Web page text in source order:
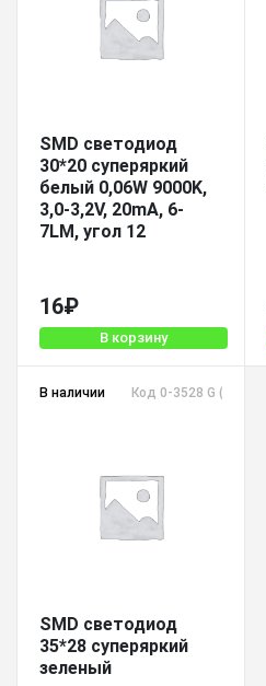
SMD светодиод
30*20 суперяркий
белый 0,06W 9000K,
3,0-3,2V, 20mA, 6-
7LM, угол 12
16₽
В корзину
В наличии Код 0-3528 G (Taiwan)
SMD светодиод
35*28 суперяркий
зеленый